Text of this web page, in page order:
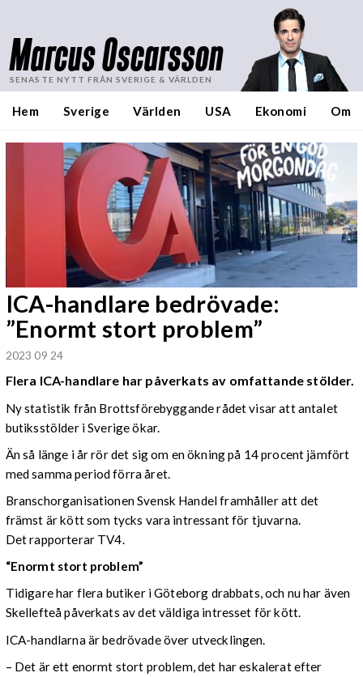
Marcus Oscarsson
SENASTE NYTT FRÅN SVERIGE & VÄRLDEN
Hem Sverige Världen USA Ekonomi Om
ICA-handlare bedrövade:
”Enormt stort problem”
2023 09 24
Flera ICA-handlare har påverkats av omfattande stölder.
Ny statistik från Brottsförebyggande rådet visar att antalet
butiksstölder i Sverige ökar.
Än så länge i år rör det sig om en ökning på 14 procent jämfört
med samma period förra året.
Branschorganisationen Svensk Handel framhåller att det
främst är kött som tycks vara intressant för tjuvarna.
Det rapporterar TV4.
“Enormt stort problem”
Tidigare har flera butiker i Göteborg drabbats, och nu har även
Skellefteå påverkats av det väldiga intresset för kött.
ICA-handlarna är bedrövade över utvecklingen.
– Det är ett enormt stort problem, det har eskalerat efter